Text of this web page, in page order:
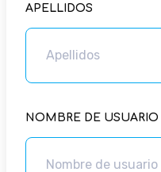
APELLIDOS
NOMBRE DE USUARIO